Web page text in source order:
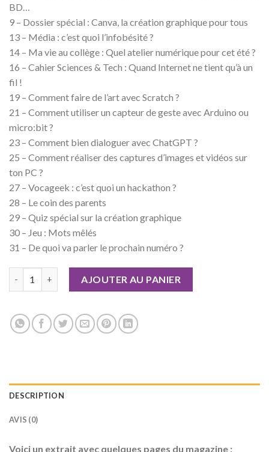
BD…
9 – Dossier spécial : Canva, la création graphique pour tous
13 – Média : c’est quoi l’infobésité ?
14 – Ma vie au collège : Quel atelier numérique pour cet été ?
16 – Cahier Sciences & Tech : Quand Internet ne tient qu’à un
fil !
19 – Comment faire de l’art avec Scratch ?
21 – Comment utiliser un capteur de geste avec Arduino ou
micro:bit ?
23 – Comment bien dialoguer avec ChatGPT ?
25 – Comment réaliser des captures d’images et vidéos sur
ton PC ?
27 – Vocageek : c’est quoi un hackathon ?
28 – Le coin des parents
29 – Quiz spécial sur la création graphique
30 – Jeu : Mots mêlés
31 – De quoi va parler le prochain numéro ?
AJOUTER AU PANIER
DESCRIPTION
AVIS (0)
Voici un extrait avec quelques pages du magazine :